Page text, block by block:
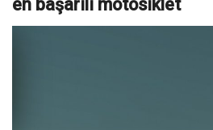
en başarılı motosiklet